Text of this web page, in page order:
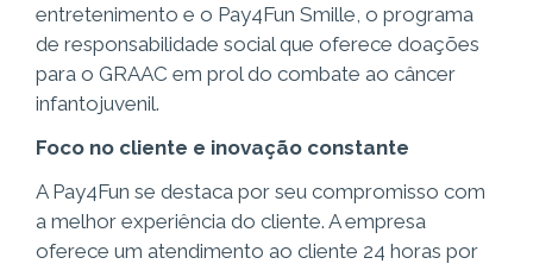
entretenimento e o Pay4Fun Smille, o programa
de responsabilidade social que oferece doações
para o GRAAC em prol do combate ao câncer
infantojuvenil.
Foco no cliente e inovação constante
A Pay4Fun se destaca por seu compromisso com
a melhor experiência do cliente. A empresa
oferece um atendimento ao cliente 24 horas por